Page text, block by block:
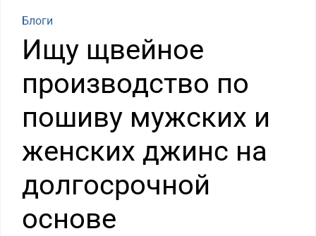
Блоги
Ищу щвейное
производство по
пошиву мужских и
женских джинс на
долгосрочной
основе